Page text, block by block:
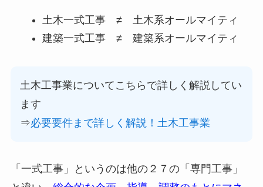
土木一式工事 ≠ 土木系オールマイティ
建築一式工事 ≠ 建築系オールマイティ
土木工事業についてこちらで詳しく解説してい
ます
⇒必要要件まで詳しく解説！土木工事業
「一式工事」というのは他の２７の「専門工事」